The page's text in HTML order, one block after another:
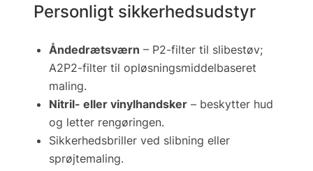
Personligt sikkerheds­udstyr
Åndedrætsværn – P2-filter til slibestøv;
A2P2-filter til opløsningsmiddelbaseret
maling.
Nitril- eller vinylhandsker – beskytter hud
og letter rengøringen.
Sikkerheds­briller ved slibning eller
sprøjtemaling.